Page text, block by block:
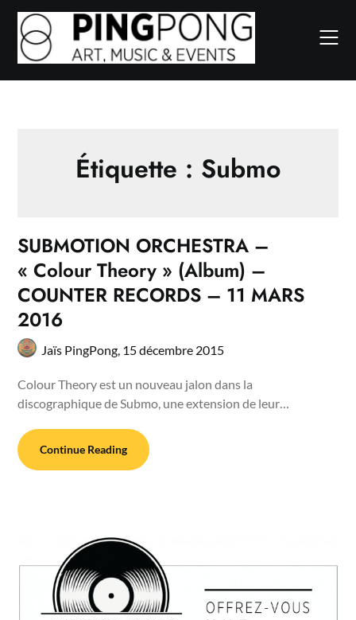
Skip
content
Étiquette : Submo
SUBMOTION ORCHESTRA –
« Colour Theory » (Album) –
COUNTER RECORDS – 11 MARS
2016
Jaïs PingPong, 15 décembre 2015
Colour Theory est un nouveau jalon dans la
discographique de Submo, une extension de leur…
Continue Reading